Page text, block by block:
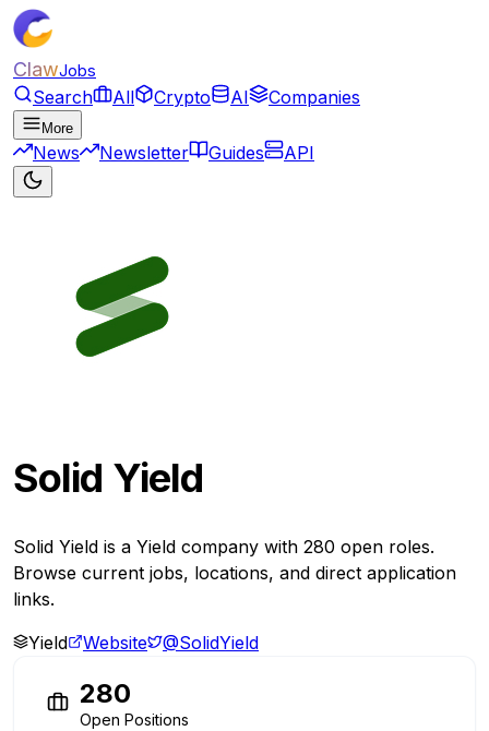
ClawJobs
Search All Crypto AI Companies
More
News Newsletter Guides API
Solid Yield
Solid Yield is a Yield company with 280 open roles.
Browse current jobs, locations, and direct application
links.
Yield
Website @SolidYield
280
Open Positions